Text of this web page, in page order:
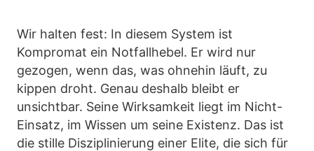
Wir halten fest: In diesem System ist
Kompromat ein Notfallhebel. Er wird nur
gezogen, wenn das, was ohnehin läuft, zu
kippen droht. Genau deshalb bleibt er
unsichtbar. Seine Wirksamkeit liegt im Nicht-
Einsatz, im Wissen um seine Existenz. Das ist
die stille Disziplinierung einer Elite, die sich für